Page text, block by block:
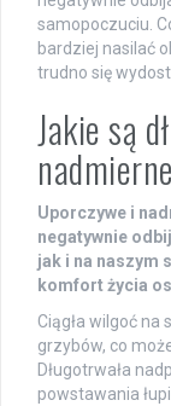
samopoczuciu.
bardziej nasilać
trudno się
Jakie są
Uporczywe i
negatywnie
jak i na naszym
komfort życia
Ciągła wilgoć
grzybów, co
Długotrwała
powstawania